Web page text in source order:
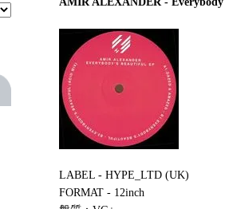
LABEL - HYPE_LTD (UK)
FORMAT - 12inch